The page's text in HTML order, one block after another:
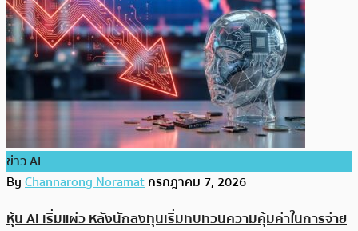
ข่าว AI
ByChannarong Noramatกรกฎาคม 7, 2026
หุ้น AI เริ่มแผ่ว หลังนักลงทุนเริ่มทบทวนความคุ้มค่าในการจ่าย